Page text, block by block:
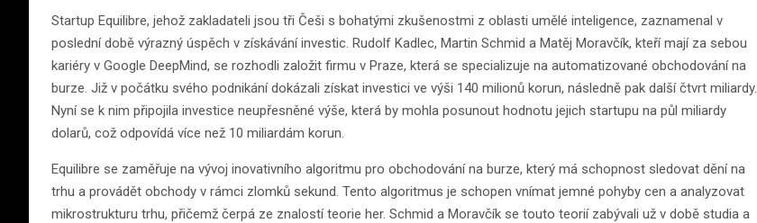
Startup Equilibre, jehož zakladateli jsou tři Češi s bohatými zkušenostmi z oblasti umělé inteligence, zaznamenal v
poslední době výrazný úspěch v získávání investic. Rudolf Kadlec, Martin Schmid a Matěj Moravčík, kteří mají za sebou
kariéry v Google DeepMind, se rozhodli založit firmu v Praze, která se specializuje na automatizované obchodování na
burze. Již v počátku svého podnikání dokázali získat investici ve výši 140 milionů korun, následně pak další čtvrt miliardy.
Nyní se k nim připojila investice neupřesněné výše, která by mohla posunout hodnotu jejich startupu na půl miliardy
dolarů, což odpovídá více než 10 miliardám korun.
Equilibre se zaměřuje na vývoj inovativního algoritmu pro obchodování na burze, který má schopnost sledovat dění na
trhu a provádět obchody v rámci zlomků sekund. Tento algoritmus je schopen vnímat jemné pohyby cen a analyzovat
mikrostrukturu trhu, přičemž čerpá ze znalostí teorie her. Schmid a Moravčík se touto teorií zabývali už v době studia a